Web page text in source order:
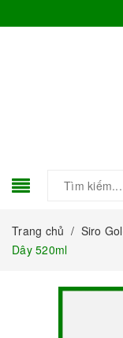
Trang chủ / Siro
Dây 520ml